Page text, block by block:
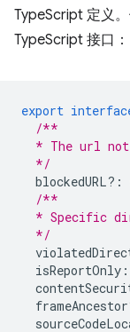
TypeScript 定义
TypeScript 接口：
export
/**
* The url
  */
blockedURL? :
/**
* Specific
  */
isReportOnly :